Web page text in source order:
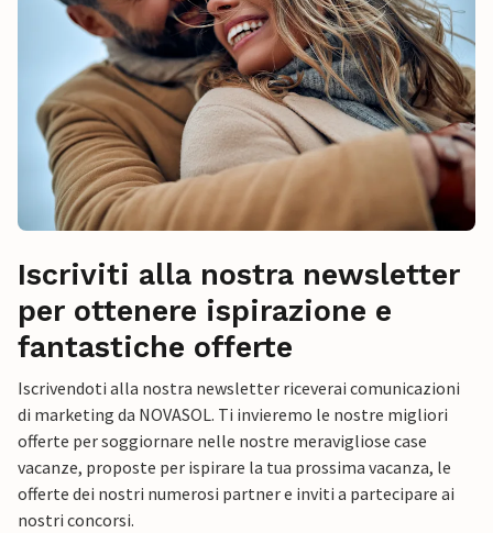
Iscriviti alla nostra newsletter
per ottenere ispirazione e
fantastiche offerte
Iscrivendoti alla nostra newsletter riceverai comunicazioni
di marketing da NOVASOL. Ti invieremo le nostre migliori
offerte per soggiornare nelle nostre meravigliose case
vacanze, proposte per ispirare la tua prossima vacanza, le
offerte dei nostri numerosi partner e inviti a partecipare ai
nostri concorsi.